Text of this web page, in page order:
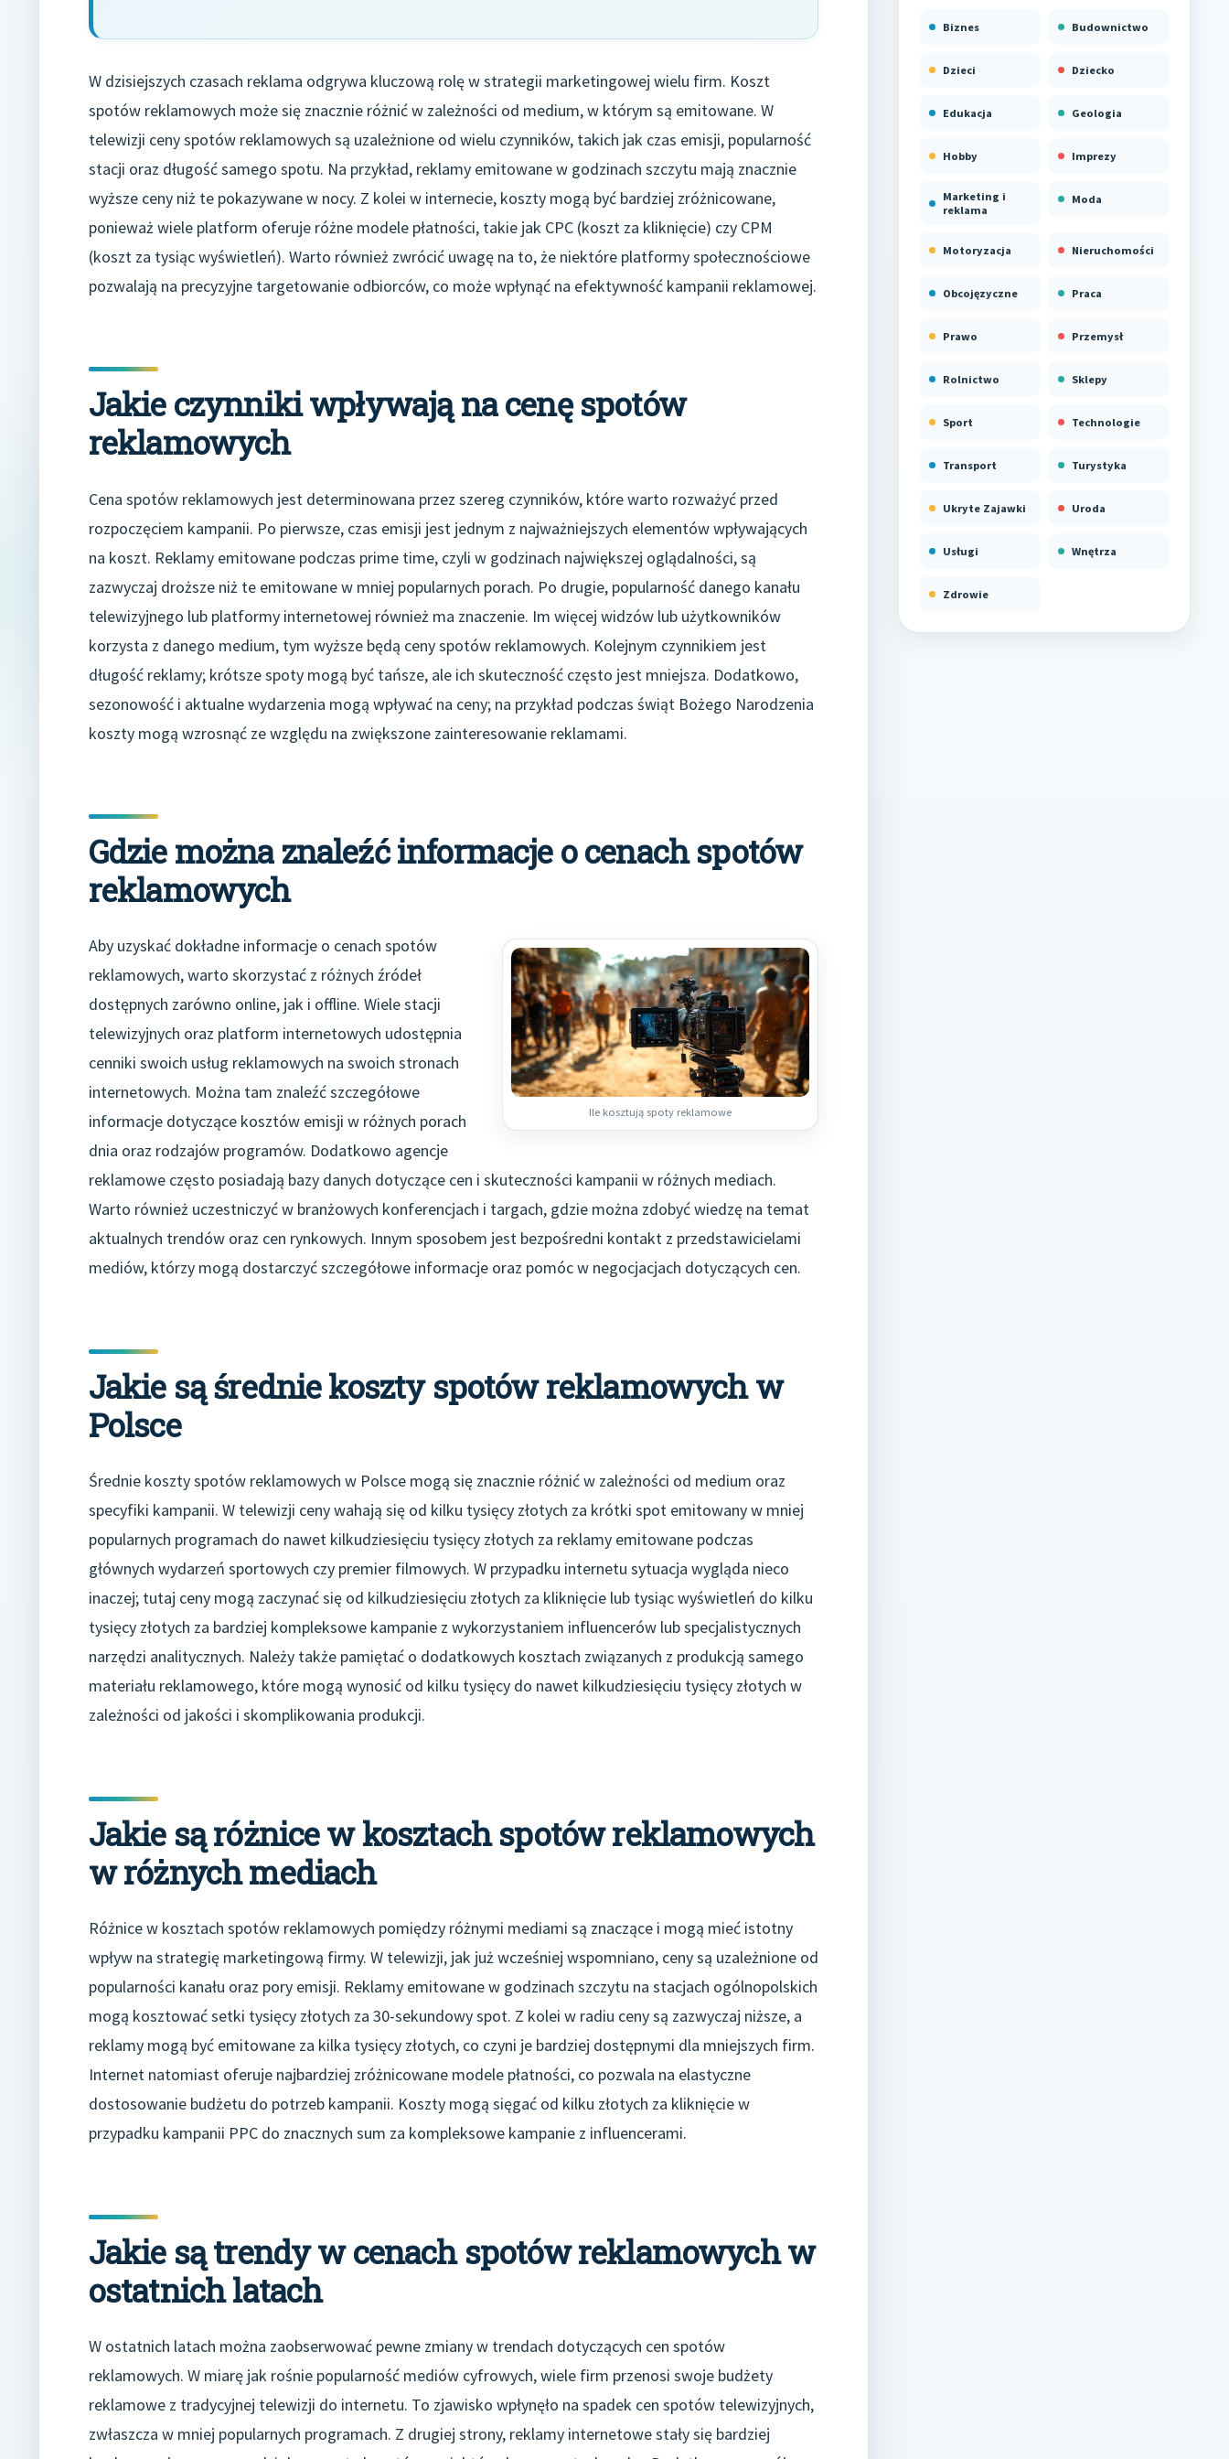
W dzisiejszych czasach reklama odgrywa kluczową rolę w strategii marketingowej wielu firm. Koszt
spotów reklamowych może się znacznie różnić w zależności od medium, w którym są emitowane. W
telewizji ceny spotów reklamowych są uzależnione od wielu czynników, takich jak czas emisji, popularność
stacji oraz długość samego spotu. Na przykład, reklamy emitowane w godzinach szczytu mają znacznie
wyższe ceny niż te pokazywane w nocy. Z kolei w internecie, koszty mogą być bardziej zróżnicowane,
ponieważ wiele platform oferuje różne modele płatności, takie jak CPC (koszt za kliknięcie) czy CPM
(koszt za tysiąc wyświetleń). Warto również zwrócić uwagę na to, że niektóre platformy społecznościowe
pozwalają na precyzyjne targetowanie odbiorców, co może wpłynąć na efektywność kampanii reklamowej.
Jakie czynniki wpływają na cenę spotów
reklamowych
Cena spotów reklamowych jest determinowana przez szereg czynników, które warto rozważyć przed
rozpoczęciem kampanii. Po pierwsze, czas emisji jest jednym z najważniejszych elementów wpływających
na koszt. Reklamy emitowane podczas prime time, czyli w godzinach największej oglądalności, są
zazwyczaj droższe niż te emitowane w mniej popularnych porach. Po drugie, popularność danego kanału
telewizyjnego lub platformy internetowej również ma znaczenie. Im więcej widzów lub użytkowników
korzysta z danego medium, tym wyższe będą ceny spotów reklamowych. Kolejnym czynnikiem jest
długość reklamy; krótsze spoty mogą być tańsze, ale ich skuteczność często jest mniejsza. Dodatkowo,
sezonowość i aktualne wydarzenia mogą wpływać na ceny; na przykład podczas świąt Bożego Narodzenia
koszty mogą wzrosnąć ze względu na zwiększone zainteresowanie reklamami.
Gdzie można znaleźć informacje o cenach spotów
reklamowych
Ile kosztują spoty reklamowe
Aby uzyskać dokładne informacje o cenach spotów
reklamowych, warto skorzystać z różnych źródeł
dostępnych zarówno online, jak i offline. Wiele stacji
telewizyjnych oraz platform internetowych udostępnia
cenniki swoich usług reklamowych na swoich stronach
internetowych. Można tam znaleźć szczegółowe
informacje dotyczące kosztów emisji w różnych porach
dnia oraz rodzajów programów. Dodatkowo agencje
reklamowe często posiadają bazy danych dotyczące cen i skuteczności kampanii w różnych mediach.
Warto również uczestniczyć w branżowych konferencjach i targach, gdzie można zdobyć wiedzę na temat
aktualnych trendów oraz cen rynkowych. Innym sposobem jest bezpośredni kontakt z przedstawicielami
mediów, którzy mogą dostarczyć szczegółowe informacje oraz pomóc w negocjacjach dotyczących cen.
Jakie są średnie koszty spotów reklamowych w
Polsce
Średnie koszty spotów reklamowych w Polsce mogą się znacznie różnić w zależności od medium oraz
specyfiki kampanii. W telewizji ceny wahają się od kilku tysięcy złotych za krótki spot emitowany w mniej
popularnych programach do nawet kilkudziesięciu tysięcy złotych za reklamy emitowane podczas
głównych wydarzeń sportowych czy premier filmowych. W przypadku internetu sytuacja wygląda nieco
inaczej; tutaj ceny mogą zaczynać się od kilkudziesięciu złotych za kliknięcie lub tysiąc wyświetleń do kilku
tysięcy złotych za bardziej kompleksowe kampanie z wykorzystaniem influencerów lub specjalistycznych
narzędzi analitycznych. Należy także pamiętać o dodatkowych kosztach związanych z produkcją samego
materiału reklamowego, które mogą wynosić od kilku tysięcy do nawet kilkudziesięciu tysięcy złotych w
zależności od jakości i skomplikowania produkcji.
Jakie są różnice w kosztach spotów reklamowych
w różnych mediach
Różnice w kosztach spotów reklamowych pomiędzy różnymi mediami są znaczące i mogą mieć istotny
wpływ na strategię marketingową firmy. W telewizji, jak już wcześniej wspomniano, ceny są uzależnione od
popularności kanału oraz pory emisji. Reklamy emitowane w godzinach szczytu na stacjach ogólnopolskich
mogą kosztować setki tysięcy złotych za 30-sekundowy spot. Z kolei w radiu ceny są zazwyczaj niższe, a
reklamy mogą być emitowane za kilka tysięcy złotych, co czyni je bardziej dostępnymi dla mniejszych firm.
Internet natomiast oferuje najbardziej zróżnicowane modele płatności, co pozwala na elastyczne
dostosowanie budżetu do potrzeb kampanii. Koszty mogą sięgać od kilku złotych za kliknięcie w
przypadku kampanii PPC do znacznych sum za kompleksowe kampanie z influencerami.
Jakie są trendy w cenach spotów reklamowych w
ostatnich latach
W ostatnich latach można zaobserwować pewne zmiany w trendach dotyczących cen spotów
reklamowych. W miarę jak rośnie popularność mediów cyfrowych, wiele firm przenosi swoje budżety
reklamowe z tradycyjnej telewizji do internetu. To zjawisko wpłynęło na spadek cen spotów telewizyjnych,
zwłaszcza w mniej popularnych programach. Z drugiej strony, reklamy internetowe stały się bardziej
Biznes Budownictwo
Dzieci Dziecko
Edukacja Geologia
Hobby Imprezy
Marketing i
reklama
Moda
Motoryzacja Nieruchomości
Obcojęzyczne Praca
Prawo Przemysł
Rolnictwo Sklepy
Sport Technologie
Transport Turystyka
Ukryte Zajawki Uroda
Usługi Wnętrza
Zdrowie